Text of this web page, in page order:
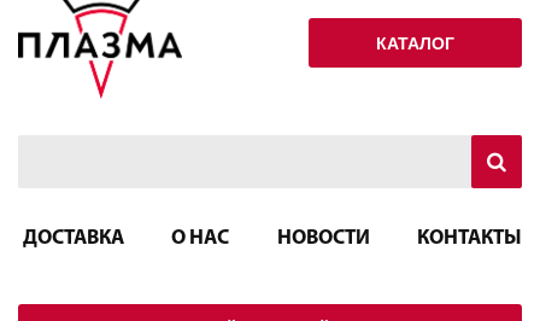
КАТАЛОГ
ДОСТАВКА О НАС НОВОСТИ КОНТАКТЫ